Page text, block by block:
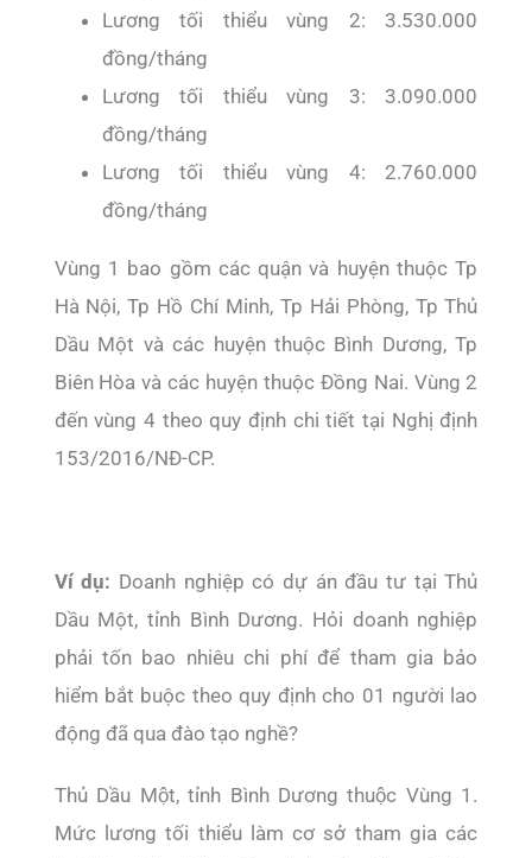
Lương tối thiểu vùng 2: 3.530.000
đồng/tháng
Lương tối thiểu vùng 3: 3.090.000
đồng/tháng
Lương tối thiểu vùng 4: 2.760.000
đồng/tháng
Vùng 1 bao gồm các quận và huyện thuộc Tp
Hà Nội, Tp Hồ Chí Minh, Tp Hải Phòng, Tp Thủ
Dầu Một và các huyện thuộc Bình Dương, Tp
Biên Hòa và các huyện thuộc Đồng Nai. Vùng 2
đến vùng 4 theo quy định chi tiết tại Nghị định
153/2016/NĐ-CP.
Ví dụ: Doanh nghiệp có dự án đầu tư tại Thủ
Dầu Một, tỉnh Bình Dương. Hỏi doanh nghiệp
phải tốn bao nhiêu chi phí để tham gia bảo
hiểm bắt buộc theo quy định cho 01 người lao
động đã qua đào tạo nghề?
Thủ Dầu Một, tỉnh Bình Dương thuộc Vùng 1.
Mức lương tối thiểu làm cơ sở tham gia các